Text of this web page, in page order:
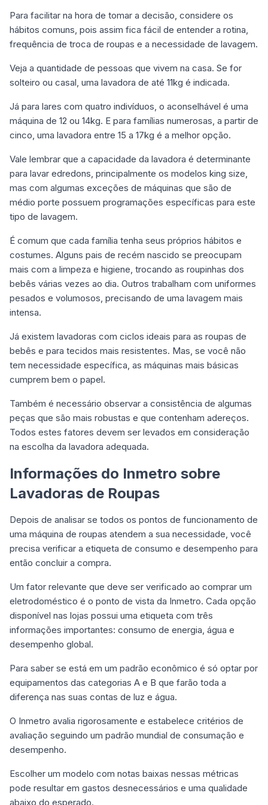
Para facilitar na hora de tomar a decisão, considere os
hábitos comuns, pois assim fica fácil de entender a rotina,
frequência de troca de roupas e a necessidade de lavagem.
Veja a quantidade de pessoas que vivem na casa. Se for
solteiro ou casal, uma lavadora de até 11kg é indicada.
Já para lares com quatro indivíduos, o aconselhável é uma
máquina de 12 ou 14kg. E para famílias numerosas, a partir de
cinco, uma lavadora entre 15 a 17kg é a melhor opção.
Vale lembrar que a capacidade da lavadora é determinante
para lavar edredons, principalmente os modelos king size,
mas com algumas exceções de máquinas que são de
médio porte possuem programações específicas para este
tipo de lavagem.
É comum que cada família tenha seus próprios hábitos e
costumes. Alguns pais de recém nascido se preocupam
mais com a limpeza e higiene, trocando as roupinhas dos
bebês várias vezes ao dia. Outros trabalham com uniformes
pesados e volumosos, precisando de uma lavagem mais
intensa.
Já existem lavadoras com ciclos ideais para as roupas de
bebês e para tecidos mais resistentes. Mas, se você não
tem necessidade específica, as máquinas mais básicas
cumprem bem o papel.
Também é necessário observar a consistência de algumas
peças que são mais robustas e que contenham adereços.
Todos estes fatores devem ser levados em consideração
na escolha da lavadora adequada.
Informações do Inmetro sobre
Lavadoras de Roupas
Depois de analisar se todos os pontos de funcionamento de
uma máquina de roupas atendem a sua necessidade, você
precisa verificar a etiqueta de consumo e desempenho para
então concluir a compra.
Um fator relevante que deve ser verificado ao comprar um
eletrodoméstico é o ponto de vista da Inmetro. Cada opção
disponível nas lojas possui uma etiqueta com três
informações importantes: consumo de energia, água e
desempenho global.
Para saber se está em um padrão econômico é só optar por
equipamentos das categorias A e B que farão toda a
diferença nas suas contas de luz e água.
O Inmetro avalia rigorosamente e estabelece critérios de
avaliação seguindo um padrão mundial de consumação e
desempenho.
Escolher um modelo com notas baixas nessas métricas
pode resultar em gastos desnecessários e uma qualidade
abaixo do esperado.